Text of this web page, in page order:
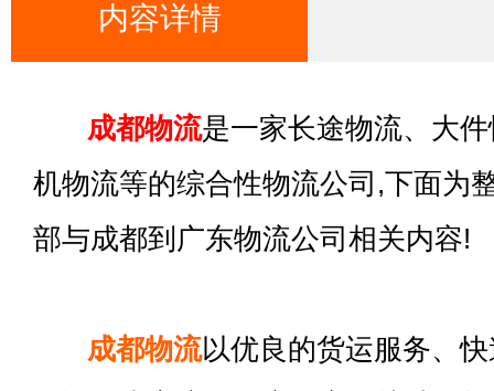
内容详情
成都物流是一家长途物流、大
机物流等的综合性物流公司,下面为
部与成都到广东物流公司相关内容!
成都物流以优良的货运服务、